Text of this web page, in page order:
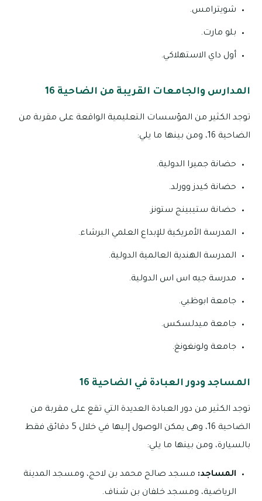
شويترامس.
بلو مارت.
أول داي الاستهلاكي.
المدارس والجامعات القريبة من الضاحية 16
توجد الكثير من المؤسسات التعليمية الواقعة على مقربة من
الضاحية 16، ومن بينها ما يلي:
حضانة جميرا الدولية.
حضانة كيدز وورلد.
حضانة ستيبينج ستونز.
المدرسة الأمريكية للإبداع العلمي البرشاء.
المدرسة الهندية العالمية الدولية.
مدرسة جيه اس اس الدولية.
جامعة ابوظبي.
جامعة ميدلسكس.
جامعة ولونغونغ.
المساجد ودور العبادة في الضاحية 16
توجد الكثير من دور العبادة العديدة التي تقع على مقربة من
الضاحية 16، وهى يمكن الوصول إليها في خلال 5 دقائق فقط
بالسيارة، ومن بينها ما يلي:
المساجد: مسجد صالح محمد بن لاحج، ومسجد المدينة
الرياضية، ومسجد خلفان بن شناف.